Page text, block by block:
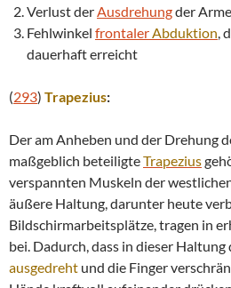
Verlust derAusdrehungder Arme
Fehlwinkel frontalerAbduktion,
dauerhaft erreicht
(293) Trapezius:
Der am Anheben und der Drehung
maßgeblich beteiligteTrapezius
verspannten Muskeln der
äußere Haltung, darunter heute
Bildschirmarbeitsplätze, tragen in
bei. Dadurch, dass in dieser
ausgedreht und die Finger